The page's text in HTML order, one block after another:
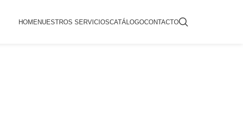
HOMENUESTROS SERVICIOSCATÁLOGOCONTACTO